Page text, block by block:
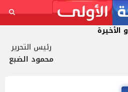
و الأخيرة
رئيس التحرير
محمود الضبع